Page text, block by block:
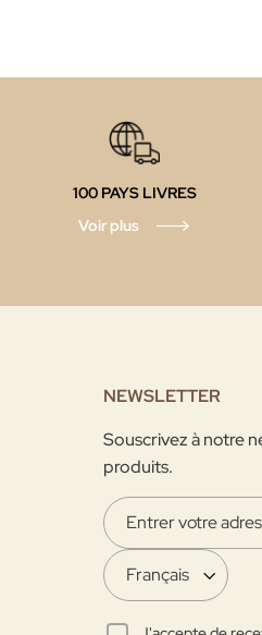
100 PAYSLIVRES
Voir plus
NEWSLETTER
Souscrivez à notre
produits.